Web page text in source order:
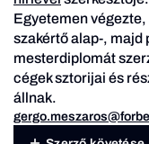
Egyetemen
szakértő alap-, majd
mesterdiplomát
cégek sztorijai és
állnak.